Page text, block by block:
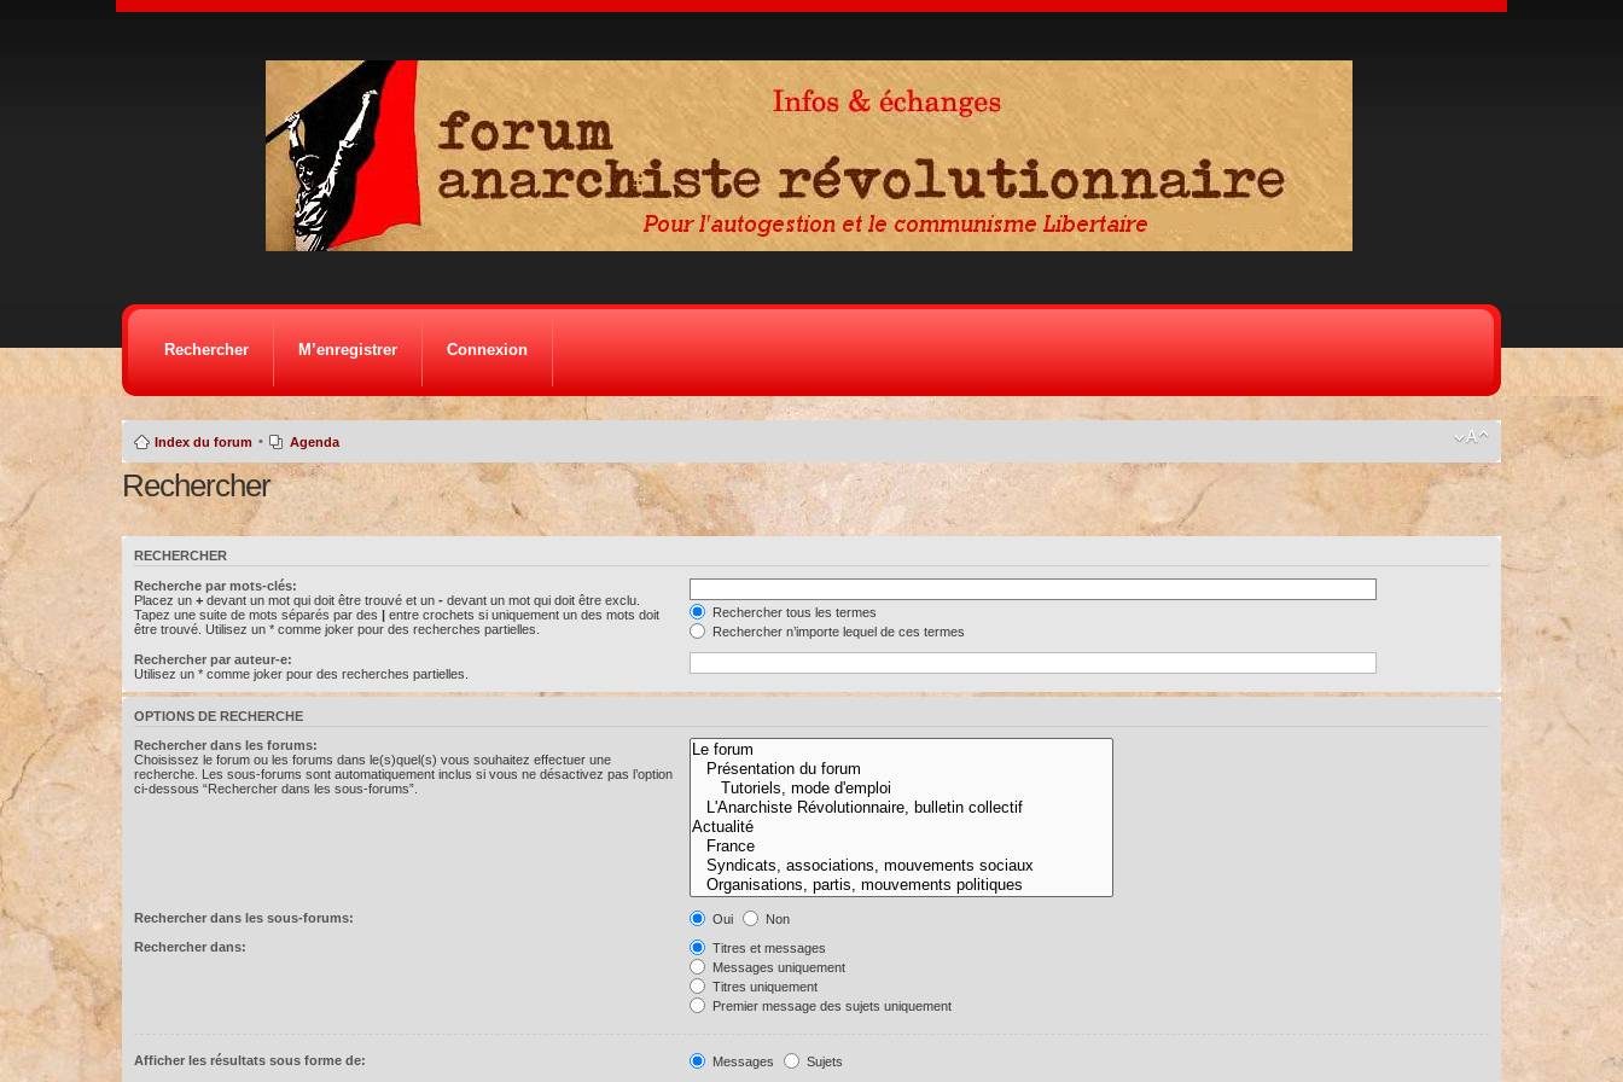
Rechercher M’enregistrer Connexion
Index du forum • Agenda
Rechercher
RECHERCHER
Recherche par mots-clés:
Placez un +devant un mot qui doit être trouvé et un -devant un mot qui doit être exclu.
Tapez une suite de mots séparés par des |entre crochets si uniquement un des mots doit
être trouvé. Utilisez un * comme joker pour des recherches partielles.
Rechercher tous les termes
Rechercher n’importe lequel de ces termes
Rechercher par auteur-e:
Utilisez un * comme joker pour des recherches partielles.
OPTIONS DE RECHERCHE
Rechercher dans les forums:
Choisissez le forum ou les forums dans le(s)quel(s) vous souhaitez effectuer une
recherche. Les sous-forums sont automatiquement inclus si vous ne désactivez pas l’option
ci-dessous “Rechercher dans les sous-forums”.
Rechercher dans les sous-forums: Oui
Non
Rechercher dans:
Titres et messages
Messages uniquement
Titres uniquement
Premier message des sujets uniquement
Afficher les résultats sous forme de: Messages Sujets